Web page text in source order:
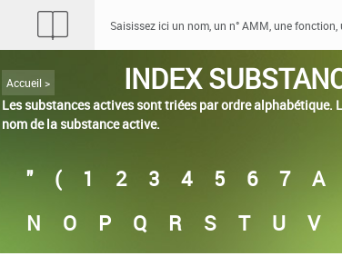
Accueil > INDEX
Les substances actives sont triées par ordre
nom de la substance active.
" ( 1 2 3 4 5 6 7 A
N
O P Q R S T U V